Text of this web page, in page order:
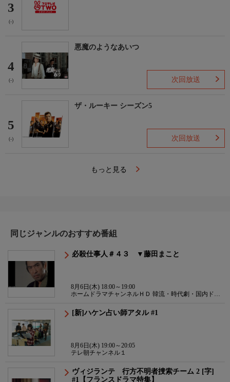
3
(-)
4
(-)
悪魔のようなあいつ
次回放送
5
(-)
ザ・ルーキー シーズン5
次回放送
もっと見る
同じジャンルのおすすめ番組
必殺仕事人＃４３ ▼藤田まこと
8月6日(木) 18:00～19:00
ホームドラマチャンネルＨＤ 韓流・時代劇・国内ドラ
[新]ハケン占い師アタル #1
8月6日(木) 19:00～20:05
テレ朝チャンネル１
ヴィジランテ 行方不明者捜索チーム 2 [字]
#1【フランスドラマ特集】